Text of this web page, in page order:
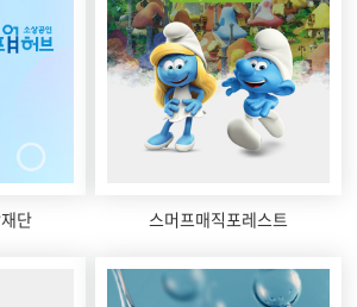
단 스머프매직포레스트